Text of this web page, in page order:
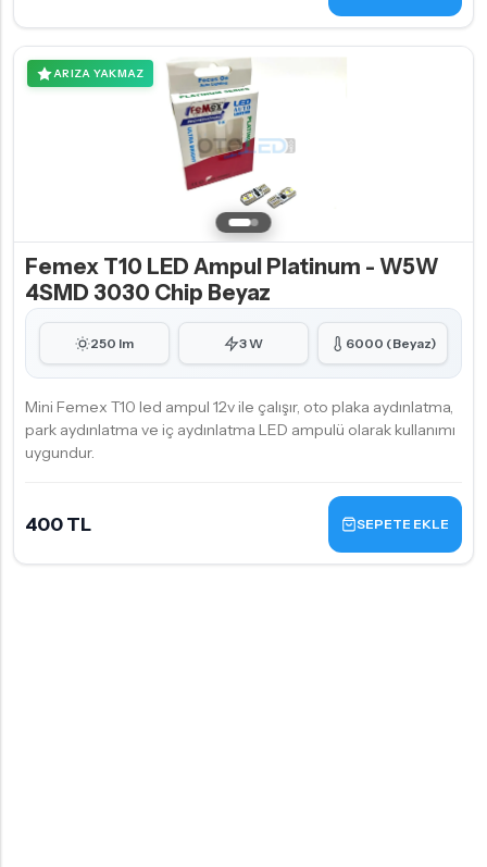
ARIZA YAKMAZ
Femex T10 LED Ampul Platinum - W5W
4SMD 3030 Chip Beyaz
250 lm 3 W 6000 (Beyaz)
Mini Femex T10 led ampul 12v ile çalışır, oto plaka aydınlatma,
park aydınlatma ve iç aydınlatma LED ampulü olarak kullanımı
uygundur.
400 TL SEPETE EKLE